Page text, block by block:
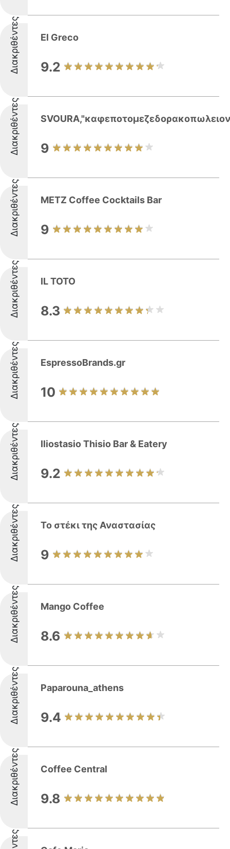
Διακριθέντες El Greco
9.2
Διακριθέντες SVOURA,"καφεποτομεζεδορακοπωλειον
9
Διακριθέντες METZ Coffee Cocktails Bar
9
Διακριθέντες IL TOTO
8.3
Διακριθέντες EspressoBrands.gr
10
Διακριθέντες Iliostasio Thisio Bar & Eatery
9.2
Διακριθέντες Το στέκι της Αναστασίας
9
Διακριθέντες Mango Coffee
8.6
Διακριθέντες Paparouna_athens
9.4
Διακριθέντες Coffee Central
9.8